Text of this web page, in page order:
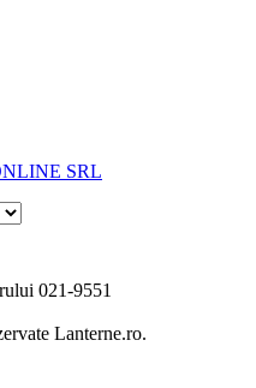
SRL
021-9551
Lanterne.ro.